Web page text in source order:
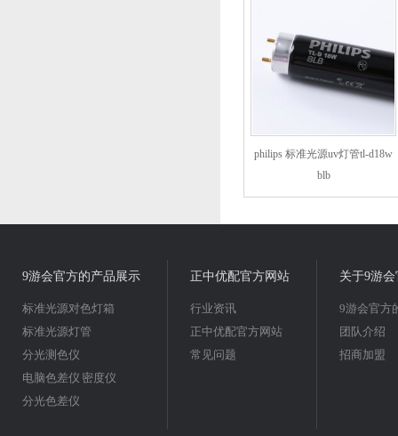
philips 标准光源uv灯管tl-d18w
blb
9游会官方的产品展示
标准光源对色灯箱
标准光源灯管
分光测色仪
电脑色差仪 密度仪
分光色差仪
正中优配官方网站
行业资讯
正中优配官方网站
常见问题
关于9游
9游会官方
团队介绍
招商加盟